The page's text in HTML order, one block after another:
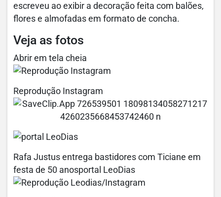
escreveu ao exibir a decoração feita com balões,
flores e almofadas em formato de concha.
Veja as fotos
Abrir em tela cheia
Reprodução Instagram
Rafa Justus entrega bastidores com Ticiane em
festa de 50 anosportal LeoDias